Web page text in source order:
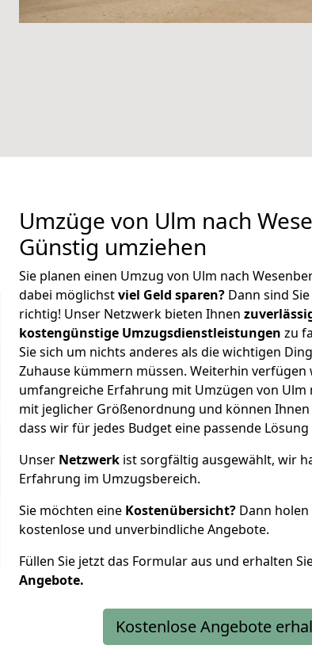
Umzüge von Ulm nach
Günstig umziehen
Sie planen einen Umzug von Ulm nach
dabei möglichstviel Geld sparen? Dann sind
richtig! Unser Netzwerk bieten Ihnen
kostengünstige Umzugsdienstleistungen zu
Sie sich um nichts anderes als die wichtigen
Zuhause kümmern müssen. Weiterhin verfügen
umfangreiche Erfahrung mit Umzügen von Ulm
mit jeglicher Größenordnung und können
dass wir für jedes Budget eine passende
Unser Netzwerk ist sorgfältig ausgewählt, wir
Erfahrung im Umzugsbereich.
Sie möchten eine Kostenübersicht? Dann
kostenlose und unverbindliche Angebote.
Füllen Sie jetzt das Formular aus und erhalten
Angebote.
Kostenlose Angebote